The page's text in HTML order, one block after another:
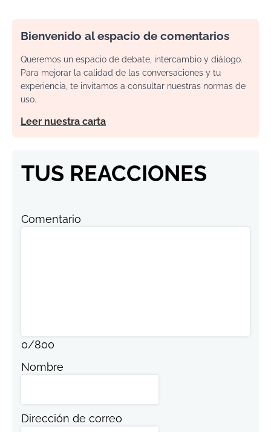
Bienvenido al espacio de comentarios
Queremos un espacio de debate, intercambio y diálogo.
Para mejorar la calidad de las conversaciones y tu
experiencia, te invitamos a consultar nuestras normas de
uso.
Leer nuestra carta
TUS REACCIONES
Comentario
0/800
Nombre
Dirección de correo